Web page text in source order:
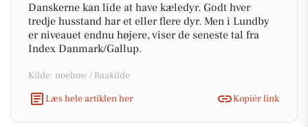
Danskerne kan lide at have kæledyr. Godt hver
tredje husstand har et eller flere dyr. Men i Lundby
er niveauet endnu højere, viser de seneste tal fra
Index Danmark/Gallup.
Kilde: noehow / Raakilde
Læs hele artiklen her
Kopiér link